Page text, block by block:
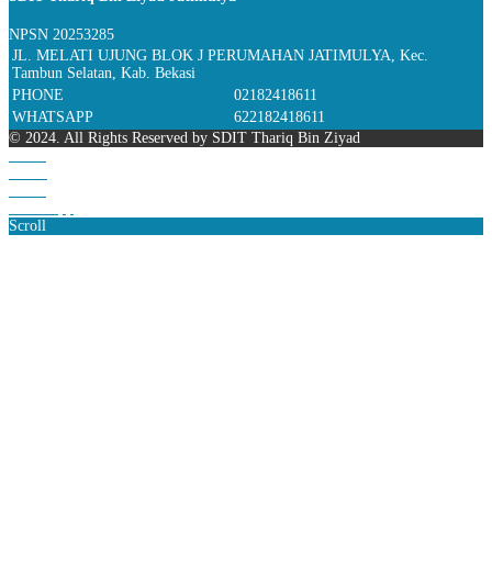
NPSN 20253285
JL. MELATI UJUNG BLOK J PERUMAHAN JATIMULYA, Kec.
Tambun Selatan, Kab. Bekasi
PHONE
02182418611
WHATSAPP
622182418611
© 2024. All Rights Reserved by SDIT Thariq Bin Ziyad
Scroll